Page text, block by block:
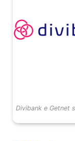
Divibank e Getnet